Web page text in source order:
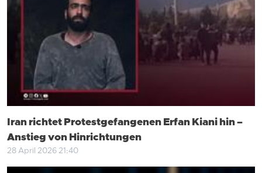
Iran richtet Protestgefangenen Erfan Kiani hin –
Anstieg von Hinrichtungen
28 April 2026 21:40